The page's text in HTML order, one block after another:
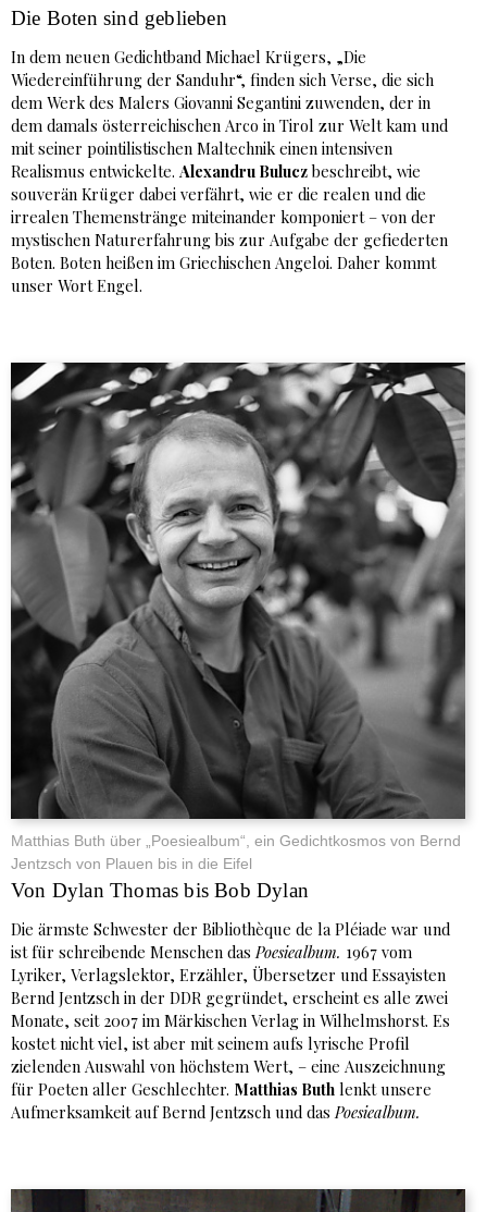
Die Boten sind geblieben
In dem neuen Gedichtband Michael Krügers, „Die
Wiedereinführung der Sanduhr“, finden sich Verse, die sich
dem Werk des Malers Giovanni Segantini zuwenden, der in
dem damals österreichischen Arco in Tirol zur Welt kam und
mit seiner pointilistischen Maltechnik einen intensiven
Realismus entwickelte. Alexandru Buluczbeschreibt, wie
souverän Krüger dabei verfährt, wie er die realen und die
irrealen Themenstränge miteinander komponiert – von der
mystischen Naturerfahrung bis zur Aufgabe der gefiederten
Boten. Boten heißen im Griechischen Angeloi. Daher kommt
unser Wort Engel.
Matthias Buth über „Poesiealbum“, ein Gedichtkosmos von Bernd
Jentzsch von Plauen bis in die Eifel
Von Dylan Thomas bis Bob Dylan
Die ärmste Schwester der Bibliothèque de la Pléiade war und
ist für schreibende Menschen dasPoesiealbum. 1967 vom
Lyriker, Verlagslektor, Erzähler, Übersetzer und Essayisten
Bernd Jentzsch in der DDR gegründet, erscheint es alle zwei
Monate, seit 2007 im Märkischen Verlag in Wilhelmshorst. Es
kostet nicht viel, ist aber mit seinem aufs lyrische Profil
zielenden Auswahl von höchstem Wert, – eine Auszeichnung
für Poeten aller Geschlechter. Matthias Buth lenkt unsere
Aufmerksamkeit auf Bernd Jentzsch und dasPoesiealbum.